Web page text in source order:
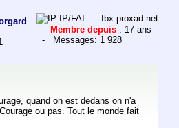
IP/FAI: ---.fbx.proxad.net
Membre depuis : 17 ans
- Messages: 1 928
quand on est dedans on n'a
ou pas. Tout le monde fait